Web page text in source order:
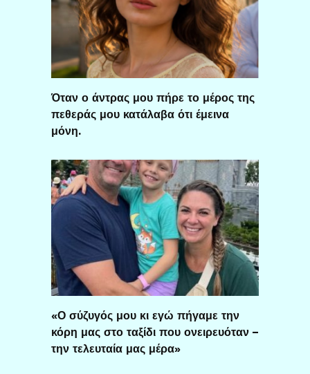
Όταν ο άντρας μου πήρε το μέρος της
πεθεράς μου κατάλαβα ότι έμεινα
μόνη.
«Ο σύζυγός μου κι εγώ πήγαμε την
κόρη μας στο ταξίδι που ονειρευόταν –
την τελευταία μας μέρα»